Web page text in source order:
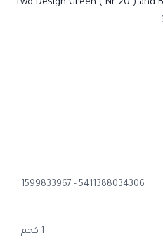
Two Design Green ( Nr 20 ) and
5411388034306 - 1599833967
1 كجم